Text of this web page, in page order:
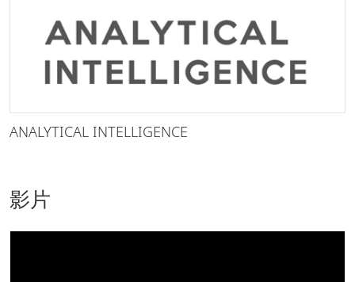
ANALYTICAL INTELLIGENCE
影片